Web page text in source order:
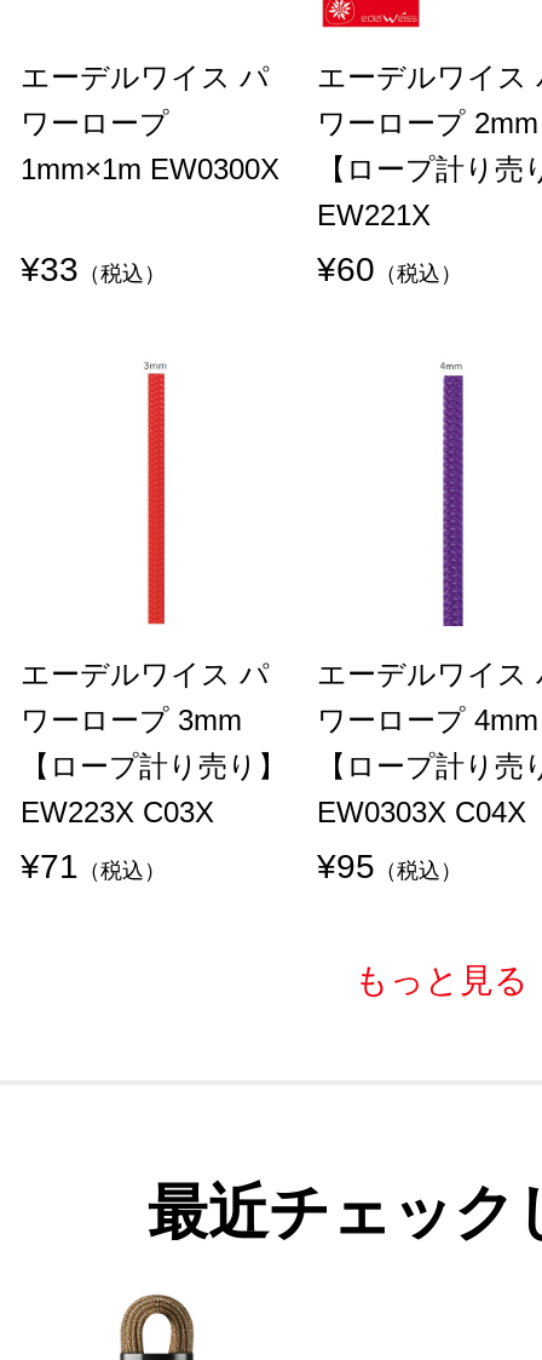
エーデルワイス パ
ワーロープ
1mm×1m EW0300X
¥33 （税込）
エーデルワイス
ワーロープ 2mm
【ロープ計り売
EW221X
¥60 （税込）
エーデルワイス パ
ワーロープ 3mm
【ロープ計り売り】
EW223X C03X
¥71 （税込）
エーデルワイス
ワーロープ 4mm
【ロープ計り売
EW0303X C04X
¥95 （税込）
もっと見る
最近チェック